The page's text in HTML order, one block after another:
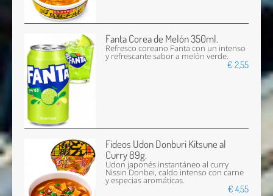
Fanta Corea de Melón 350ml.
Refresco coreano Fanta con un intenso
y refrescante sabor a melón verde.
€ 2,55
Fideos Udon Donburi Kitsune al
Curry 89g.
Udon japonés instantáneo al curry
Nissin Donbei, caldo intenso con carne
y especias aromáticas.
€ 4,55